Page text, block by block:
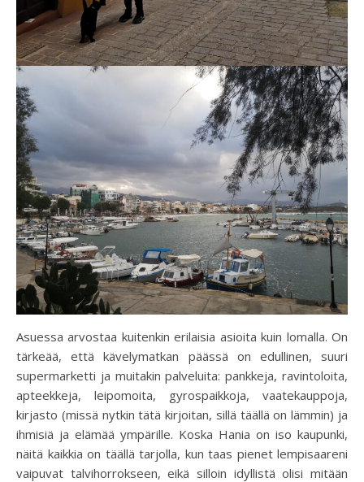
Asuessa arvostaa kuitenkin erilaisia asioita kuin lomalla. On
tärkeää, että kävelymatkan päässä on edullinen, suuri
supermarketti ja muitakin palveluita: pankkeja, ravintoloita,
apteekkeja, leipomoita, gyrospaikkoja, vaatekauppoja,
kirjasto (missä nytkin tätä kirjoitan, sillä täällä on lämmin) ja
ihmisiä ja elämää ympärille. Koska Hania on iso kaupunki,
näitä kaikkia on täällä tarjolla, kun taas pienet lempisaareni
vaipuvat talvihorrokseen, eikä silloin idyllistä olisi mitään